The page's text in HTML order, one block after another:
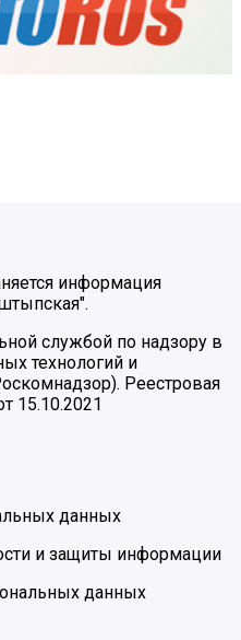
информация
службой по надзору в
технологий и
Реестровая
15.10.2021
данных
и защиты информации
данных